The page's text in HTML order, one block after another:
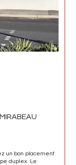
un bon placement
duplex. Le